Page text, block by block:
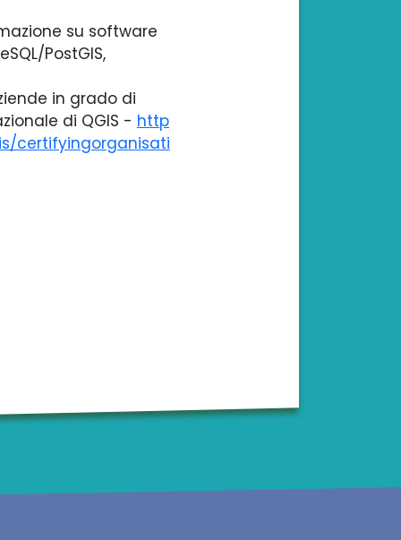
su software
PostGIS,
in grado di
di QGIS - http
certifyingorganisati